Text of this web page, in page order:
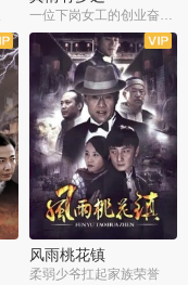
一位下岗女工的创业奋斗史
全36集
风雨桃花镇
柔弱少爷扛起家族荣誉